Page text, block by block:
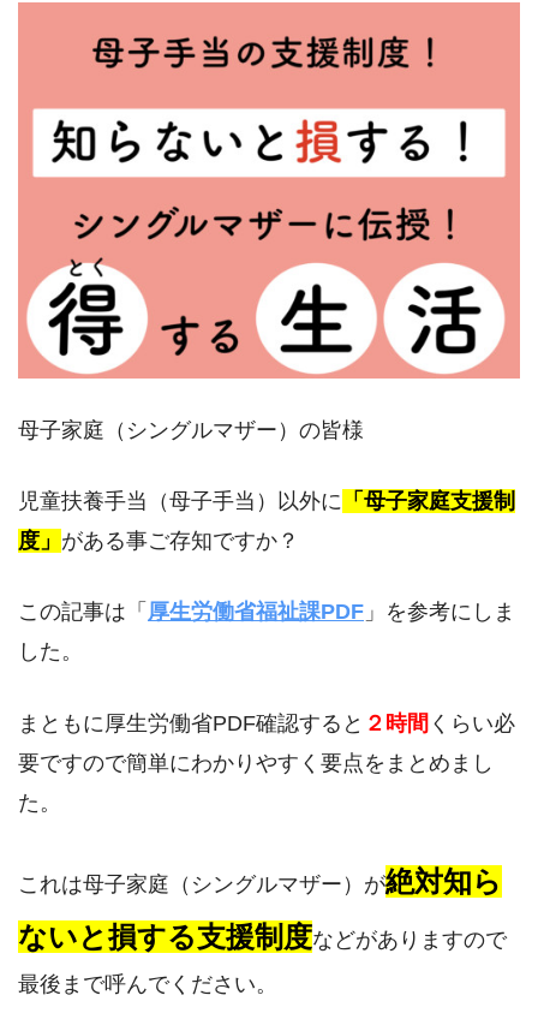
母子家庭（シングルマザー）の皆様
児童扶養手当（母子手当）以外に 「母子家庭支援制
度」 がある事ご存知ですか？
この記事は「 厚生労働省福祉課PDF 」を参考にしま
した。
まともに厚生労働省PDF確認すると ２時間 くらい必
要ですので簡単にわかりやすく要点をまとめまし
た。
これは母子家庭（シングルマザー）が絶対知ら
ないと損する支援制度などがありますので
最後まで呼んでください。